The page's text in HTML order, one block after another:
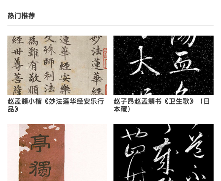
热门推荐
赵孟頫小楷《妙法莲华经安乐行
品》
赵子昂赵孟頫书《卫生歌》（日
本藏）